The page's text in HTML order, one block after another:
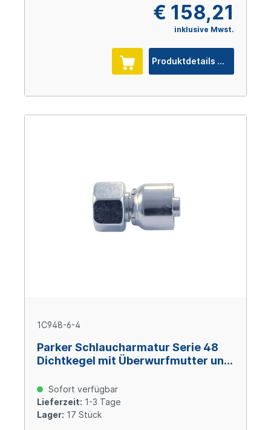
€ 158,21
inklusive Mwst.
Produktdetails
1C948-6-4
Parker Schlaucharmatur Serie 48
Dichtkegel mit Überwurfmutter und
verzinkt Cr(VI)-frei
Sofort verfügbar
Lieferzeit: 1-3 Tage
Lager: 17 Stück